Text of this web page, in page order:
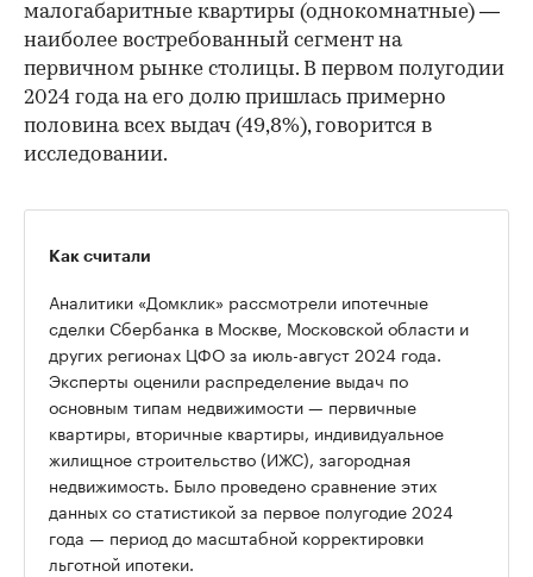
малогабаритные квартиры (однокомнатные) —
наиболее востребованный сегмент на
первичном рынке столицы. В первом полугодии
2024 года на его долю пришлась примерно
половина всех выдач (49,8%), говорится в
исследовании.
00:00 / 00:00
Как считали
Аналитики «Домклик» рассмотрели ипотечные
сделки Сбербанка в Москве, Московской области и
других регионах ЦФО за июль-август 2024 года.
Эксперты оценили распределение выдач по
основным типам недвижимости — первичные
квартиры, вторичные квартиры, индивидуальное
жилищное строительство (ИЖС), загородная
недвижимость. Было проведено сравнение этих
данных со статистикой за первое полугодие 2024
года — период до масштабной корректировки
льготной ипотеки.